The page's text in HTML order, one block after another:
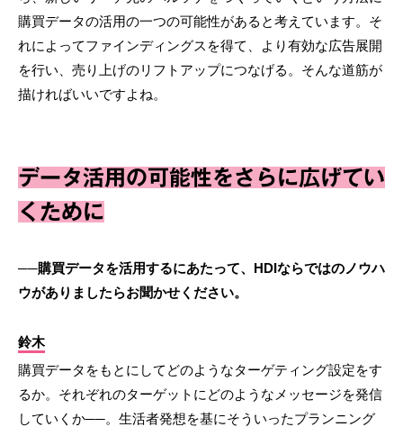
購買データの活用の一つの可能性があると考えています。そ
れによってファインディングスを得て、より有効な広告展開
を行い、売り上げのリフトアップにつなげる。そんな道筋が
描ければいいですよね。
データ活用の可能性をさらに広げてい
くために
──購買データを活用するにあたって、HDIならではのノウハ
ウがありましたらお聞かせください。
鈴木
購買データをもとにしてどのようなターゲティング設定をす
るか。それぞれのターゲットにどのようなメッセージを発信
していくか──。生活者発想を基にそういったプランニング